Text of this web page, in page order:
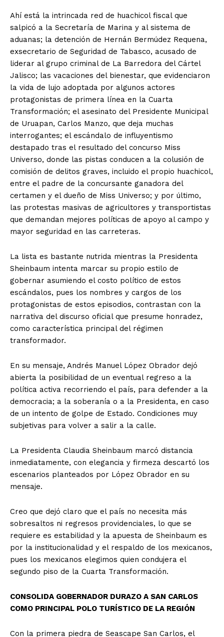
Ahí está la intrincada red de huachicol fiscal que
salpicó a la Secretaría de Marina y al sistema de
aduanas; la detención de Hernán Bermúdez Requena,
exsecretario de Seguridad de Tabasco, acusado de
liderar al grupo criminal de La Barredora del Cártel
Jalisco; las vacaciones del bienestar, que evidenciaron
la vida de lujo adoptada por algunos actores
protagonistas de primera línea en la Cuarta
Transformación; el asesinato del Presidente Municipal
de Uruapan, Carlos Manzo, que deja muchas
interrogantes; el escándalo de influyentismo
destapado tras el resultado del concurso Miss
Universo, donde las pistas conducen a la colusión de
comisión de delitos graves, incluido el propio huachicol,
entre el padre de la concursante ganadora del
certamen y el dueño de Miss Universo; y por último,
las protestas masivas de agricultores y transportistas
que demandan mejores políticas de apoyo al campo y
mayor seguridad en las carreteras.
La lista es bastante nutrida mientras la Presidenta
Sheinbaum intenta marcar su propio estilo de
gobernar asumiendo el costo político de estos
escándalos, pues los nombres y cargos de los
protagonistas de estos episodios, contrastan con la
narrativa del discurso oficial que presume honradez,
como característica principal del régimen
transformador.
En su mensaje, Andrés Manuel López Obrador dejó
abierta la posibilidad de un eventual regreso a la
política activa recorriendo el país, para defender a la
democracia; a la soberanía o a la Presidenta, en caso
de un intento de golpe de Estado. Condiciones muy
subjetivas para volver a salir a la calle.
La Presidenta Claudia Sheinbaum marcó distancia
inmediatamente, con elegancia y firmeza descartó los
escenarios planteados por López Obrador en su
mensaje.
Creo que dejó claro que el país no necesita más
sobresaltos ni regresos providenciales, lo que se
requiere es estabilidad y la apuesta de Sheinbaum es
por la institucionalidad y el respaldo de los mexicanos,
pues los mexicanos elegimos quien condujera el
segundo piso de la Cuarta Transformación.
CONSOLIDA GOBERNADOR DURAZO A SAN CARLOS
COMO PRINCIPAL POLO TURÍSTICO DE LA REGIÓN
Con la primera piedra de Seascape San Carlos, el